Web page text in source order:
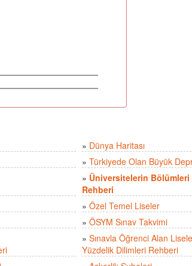
» Dünya Haritası
» Türkiyede Olan Büyük
» Üniversitelerin Bölümleri
Rehberi
» Özel Temel Liseler
» ÖSYM Sınav Takvimi
» Sınavla Öğrenci Alan
Yüzdelik Dilimleri Rehberi